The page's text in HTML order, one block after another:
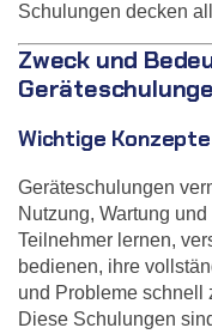
Schulungen decken
Zweck und
Wichtige
Geräteschulungen
Nutzung, Wartung
Teilnehmer lernen,
bedienen, ihre
und Probleme schnell
Diese Schulungen